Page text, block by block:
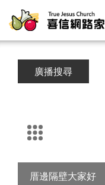
廣播搜尋
厝邊隔壁大家好